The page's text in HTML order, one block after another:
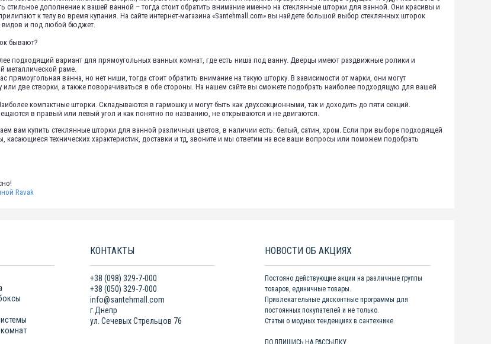
стильное дополнение к вашей ванной – тогда стоит обратить внимание именно на стеклянные шторки для ванной. Они красивы и
к телу во время купания. На сайте интернет-магазина «Santehmall.com» вы найдете большой выбор стеклянных шторок
видов и под любой бюджет.
бывают?
подходящий вариант для прямоугольных ванных комнат, где есть ниша под ванну. Дверцы имеют раздвижные ролики и
металлической раме.
прямоугольная ванна, но нет ниши, тогда стоит обратить внимание на такую шторку. В зависимости от марки, они могут
или две створки, а также поворачиваться в обе стороны. На нашем сайте вы сможете подобрать наиболее подходящую для вашей
компактные шторки. Складываются в гармошку и могут быть как двухсекционными, так и доходить до пяти секций.
в правый или левый угол и как понятно по названию, не открываются и не двигаются.
вам купить стеклянные шторки для ванной различных цветов, в наличии есть: белый, сатин, хром. Если при выборе подходящей
касающиеся технических характеристик, доставки и тд, звоните и мы ответим на все ваши вопросы или поможем подобрать
Ravak
КОНТАКТЫ
+38 (098) 329-7-000
+38 (050) 329-7-000
info@santehmall.com
г.Днепр
ул. Сечевых Стрельцов 76
НОВОСТИ ОБ АКЦИЯХ
Постояно действующие акции на различные группы
товаров, единичные товары.
Привлекательные дисконтные программы для
постоянных покупателей и не только.
Статьи о модных тенденциях в сантехнике.
ПОДПИШИСЬ НА РАССЫЛКУ